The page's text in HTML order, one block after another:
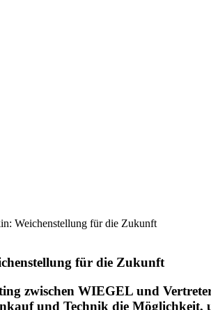
Weichenstellung für die Zukunft
für die Zukunft
zwischen WIEGEL und
und Technik die Möglichkeit,